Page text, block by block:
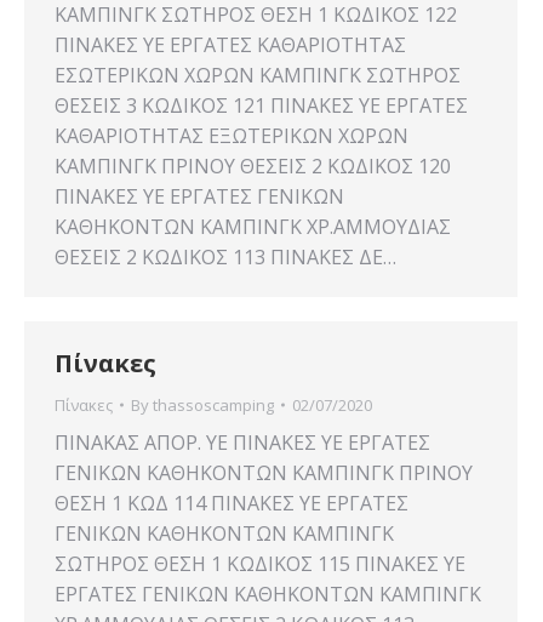
ΚΑΜΠΙΝΓΚ ΣΩΤΗΡΟΣ ΘΕΣΗ 1 ΚΩΔΙΚΟΣ 122
ΠΙΝΑΚΕΣ YE ΕΡΓΑΤΕΣ ΚΑΘΑΡΙΟΤΗΤΑΣ
ΕΣΩΤΕΡΙΚΩΝ ΧΩΡΩΝ ΚΑΜΠΙΝΓΚ ΣΩΤΗΡΟΣ
ΘΕΣΕΙΣ 3 ΚΩΔΙΚΟΣ 121 ΠΙΝΑΚΕΣ YE ΕΡΓΑΤΕΣ
ΚΑΘΑΡΙΟΤΗΤΑΣ ΕΞΩΤΕΡΙΚΩΝ ΧΩΡΩΝ
ΚΑΜΠΙΝΓΚ ΠΡΙΝΟΥ ΘΕΣΕΙΣ 2 ΚΩΔΙΚΟΣ 120
ΠΙΝΑΚΕΣ YE ΕΡΓΑΤΕΣ ΓΕΝΙΚΩΝ
ΚΑΘΗΚΟΝΤΩΝ ΚΑΜΠΙΝΓΚ ΧΡ.ΑΜΜΟΥΔΙΑΣ
ΘΕΣΕΙΣ 2 ΚΩΔΙΚΟΣ 113 ΠΙΝΑΚΕΣ ΔΕ…
Πίνακες
Πίνακες By thassoscamping 02/07/2020
ΠΙΝΑΚΑΣ ΑΠΟΡ. ΥΕ ΠΙΝΑΚΕΣ ΥΕ ΕΡΓΑΤΕΣ
ΓΕΝΙΚΩΝ ΚΑΘΗΚΟΝΤΩΝ ΚΑΜΠΙΝΓΚ ΠΡΙΝΟΥ
ΘΕΣΗ 1 ΚΩΔ 114 ΠΙΝΑΚΕΣ YE ΕΡΓΑΤΕΣ
ΓΕΝΙΚΩΝ ΚΑΘΗΚΟΝΤΩΝ ΚΑΜΠΙΝΓΚ
ΣΩΤΗΡΟΣ ΘΕΣΗ 1 ΚΩΔΙΚΟΣ 115 ΠΙΝΑΚΕΣ YE
ΕΡΓΑΤΕΣ ΓΕΝΙΚΩΝ ΚΑΘΗΚΟΝΤΩΝ ΚΑΜΠΙΝΓΚ